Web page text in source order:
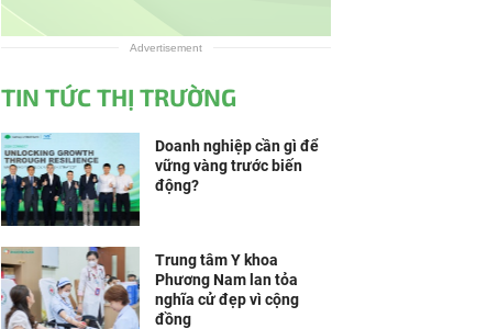
Advertisement
TIN TỨC THỊ TRƯỜNG
Doanh nghiệp cần gì để
vững vàng trước biến
động?
Trung tâm Y khoa
Phương Nam lan tỏa
nghĩa cử đẹp vì cộng
đồng